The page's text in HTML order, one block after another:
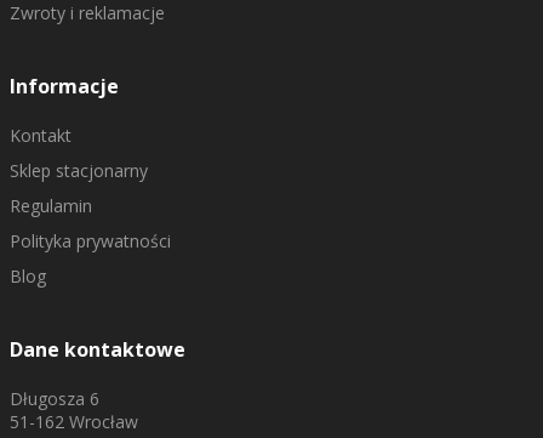
Zwroty i reklamacje
Informacje
Kontakt
Sklep stacjonarny
Regulamin
Polityka prywatności
Blog
Dane kontaktowe
Długosza 6
51-162 Wrocław